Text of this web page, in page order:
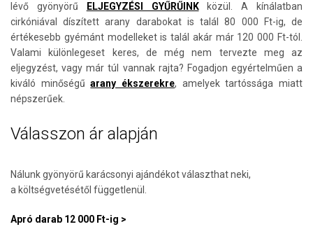
lévő gyönyörű
ELJEGYZÉSI GYŰRŰINKközül. A kínálatban
cirkóniával díszített arany darabokat is talál 80 000 Ft-ig, de
értékesebb gyémánt modelleket is talál akár már 120 000 Ft-tól.
Valami különlegeset keres, de még nem tervezte meg az
eljegyzést, vagy már túl vannak rajta? Fogadjon egyértelműen a
kiváló minőségűarany ékszerekre, amelyek tartóssága miatt
népszerűek.
Válasszon ár alapján
Nálunk gyönyörű karácsonyi ajándékot választhat neki,
a költségvetésétől függetlenül.
Apró darab 12 000 Ft-ig >